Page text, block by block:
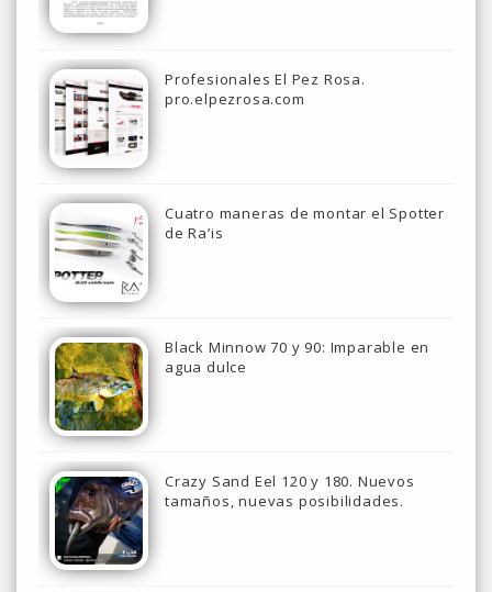
Profesionales El Pez Rosa.
pro.elpezrosa.com
Cuatro maneras de montar el Spotter
de Ra’is
Black Minnow 70 y 90: Imparable en
agua dulce
Crazy Sand Eel 120 y 180. Nuevos
tamaños, nuevas posibilidades.